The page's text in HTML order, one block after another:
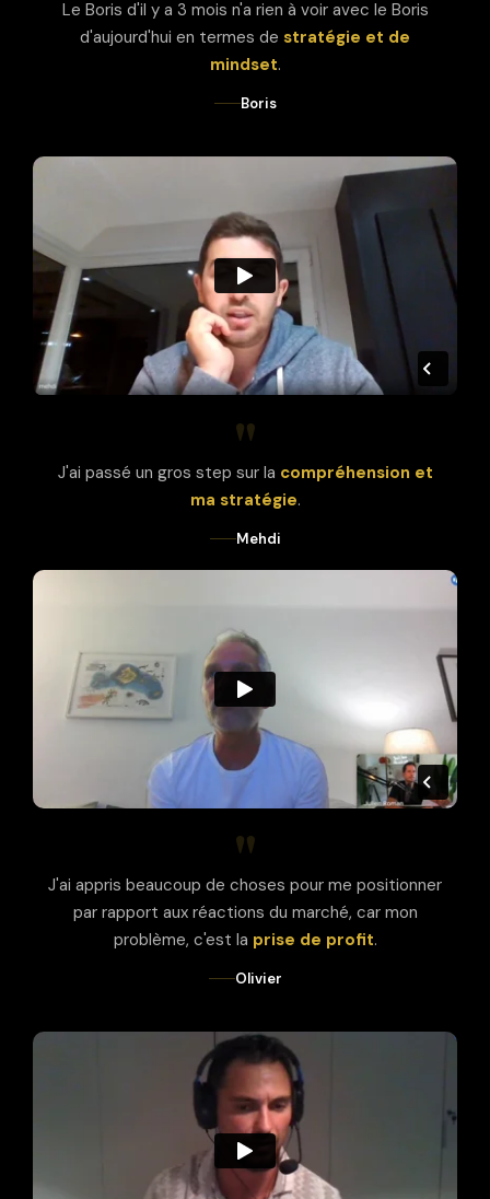
Le Boris d'il y a 3 mois n'a rien à voir avec le Boris
d'aujourd'hui en termes de stratégie et de
mindset.
Boris
"
J'ai passé un gros step sur la compréhension et
ma stratégie.
Mehdi
"
J'ai appris beaucoup de choses pour me positionner
par rapport aux réactions du marché, car mon
problème, c'est la prise de profit.
Olivier